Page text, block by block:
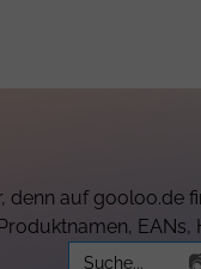
denn auf gooloo.de
Search